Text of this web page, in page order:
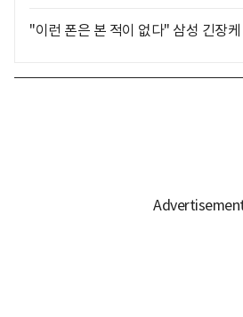
"이런 폰은 본 적이 없다" 삼성 긴장